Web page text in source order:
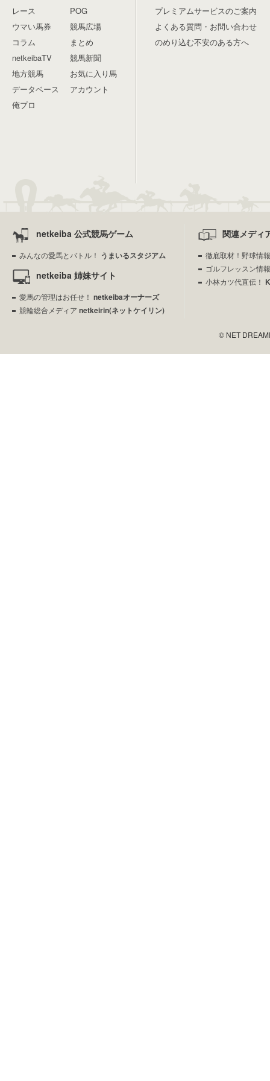
レース
ウマい馬券
コラム
netkeibaTV
地方競馬
データベース
俺プロ
POG
競馬広場
まとめ
競馬新聞
お気に入り馬
アカウント
プレミアムサービスのご案内
よくある質問・お問い合わせ
のめり込む不安のある方へ
netkeiba 公式競馬ゲーム
みんなの愛馬とバトル！ うまいるスタジアム
netkeiba 姉妹サイト
愛馬の管理はお任せ！ netkeibaオーナーズ
競輪総合メディア netkeirin(ネットケイリン)
関連メディ
徹底取材！野球情
ゴルフレッスン情
小林カツ代直伝！
© NET